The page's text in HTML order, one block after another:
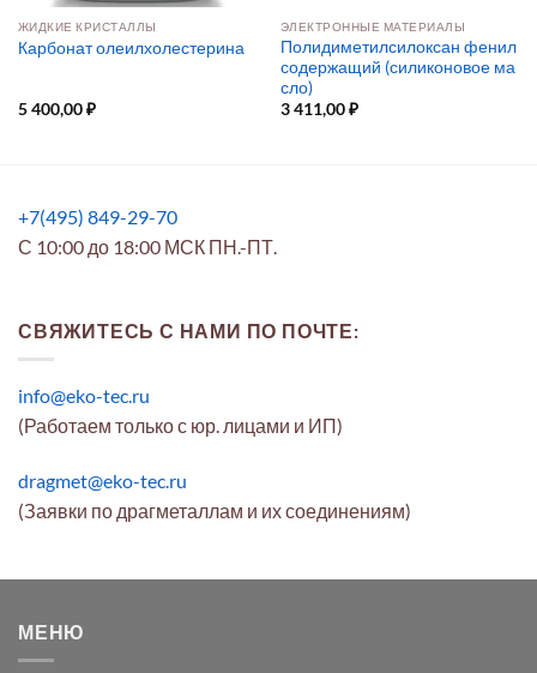
ЖИДКИЕ КРИСТАЛЛЫ
Карбонат олеилхолестерина
5 400,00₽
ЭЛЕКТРОННЫЕ МАТЕРИАЛЫ
Полидиметилсилоксан фенил
содержащий (силиконовое ма
сло)
3 411,00₽
+7(495) 849-29-70
С 10:00 до 18:00 МСК ПН.-ПТ.
СВЯЖИТЕСЬ С НАМИ ПО ПОЧТЕ:
info@eko-tec.ru
(Работаем только с юр. лицами и ИП)
dragmet@eko-tec.ru
(Заявки по драгметаллам и их соединениям)
МЕНЮ